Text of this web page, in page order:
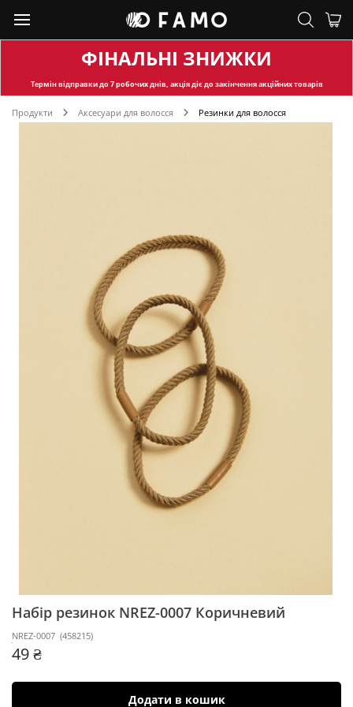
ФІНАЛЬНІ ЗНИЖКИ
Термін відправкидо 7 робочих днів, акція діє до закінчення акційних товарів
Продукти Аксесуари для волосся Резинки для волосся
Набір резинок NREZ-0007 Коричневий
NREZ-0007 (458215)
49 ₴
Додати в кошик